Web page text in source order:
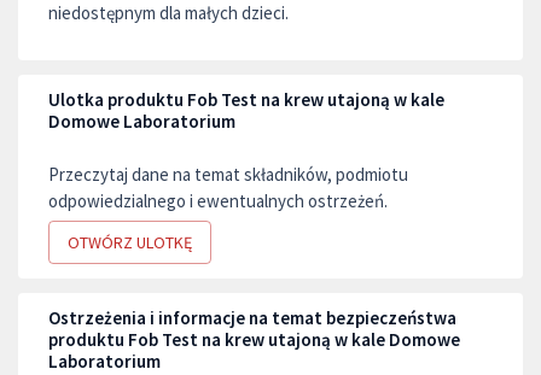
niedostępnym dla małych dzieci.
Ulotka produktu Fob Test na krew utajoną w kale
Domowe Laboratorium
Przeczytaj dane na temat składników, podmiotu
odpowiedzialnego i ewentualnych ostrzeżeń.
OTWÓRZ ULOTKĘ
Ostrzeżenia i informacje na temat bezpieczeństwa
produktu Fob Test na krew utajoną w kale Domowe
Laboratorium